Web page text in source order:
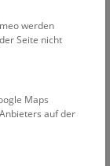
werden
Seite nicht
Maps
auf der